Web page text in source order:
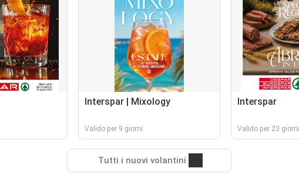
Interspar | Mixology
Valido per 9 giorni
Interspar
Valido per 23 giorni
Tutti i nuovi volantini